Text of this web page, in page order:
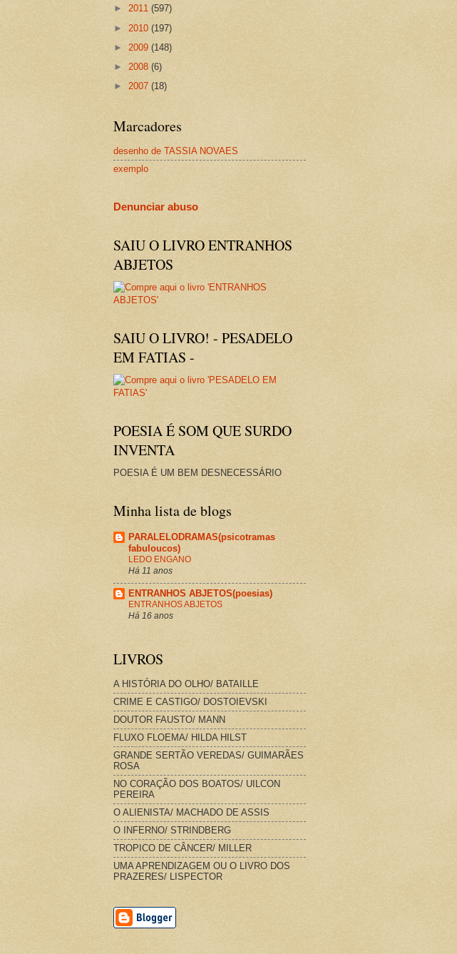
► 2011 (597)
► 2010 (197)
► 2009 (148)
► 2008 (6)
► 2007 (18)
Marcadores
desenho de TASSIA NOVAES
exemplo
Denunciar abuso
SAIU O LIVRO ENTRANHOS
ABJETOS
SAIU O LIVRO! - PESADELO
EM FATIAS -
POESIA É SOM QUE SURDO
INVENTA
POESIA É UM BEM DESNECESSÁRIO
Minha lista de blogs
PARALELODRAMAS(psicotramas
fabuloucos)
LEDO ENGANO
Há 11 anos
ENTRANHOS ABJETOS(poesias)
ENTRANHOS ABJETOS
Há 16 anos
LIVROS
A HISTÓRIA DO OLHO/ BATAILLE
CRIME E CASTIGO/ DOSTOIEVSKI
DOUTOR FAUSTO/ MANN
FLUXO FLOEMA/ HILDA HILST
GRANDE SERTÃO VEREDAS/ GUIMARÃES
ROSA
NO CORAÇÃO DOS BOATOS/ UILCON
PEREIRA
O ALIENISTA/ MACHADO DE ASSIS
O INFERNO/ STRINDBERG
TROPICO DE CÂNCER/ MILLER
UMA APRENDIZAGEM OU O LIVRO DOS
PRAZERES/ LISPECTOR